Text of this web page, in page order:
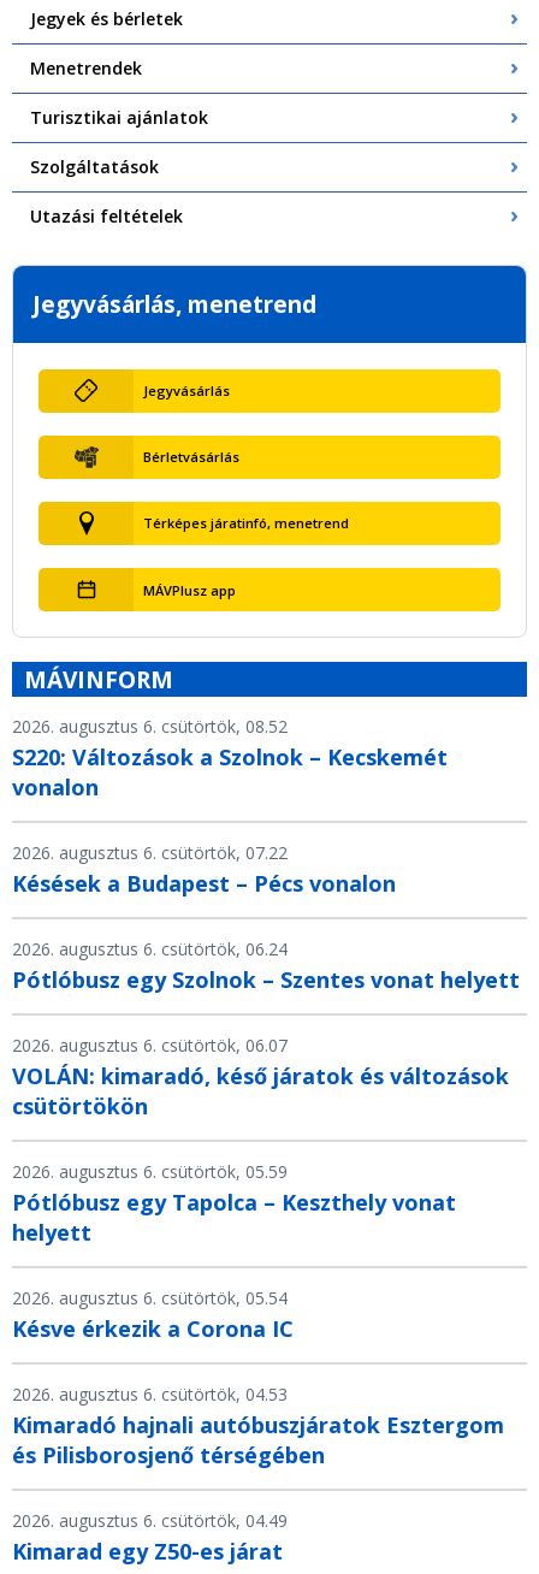
Jegyek és bérletek
Menetrendek
Turisztikai ajánlatok
Szolgáltatások
Utazási feltételek
Jegyvásárlás, menetrend
Jegyvásárlás
Bérletvásárlás
Térképes járatinfó, menetrend
MÁVPlusz app
MÁVINFORM
2026. augusztus 6. csütörtök, 08.52
S220: Változások a Szolnok – Kecskemét
vonalon
2026. augusztus 6. csütörtök, 07.22
Késések a Budapest – Pécs vonalon
2026. augusztus 6. csütörtök, 06.24
Pótlóbusz egy Szolnok – Szentes vonat helyett
2026. augusztus 6. csütörtök, 06.07
VOLÁN: kimaradó, késő járatok és változások
csütörtökön
2026. augusztus 6. csütörtök, 05.59
Pótlóbusz egy Tapolca – Keszthely vonat
helyett
2026. augusztus 6. csütörtök, 05.54
Késve érkezik a Corona IC
2026. augusztus 6. csütörtök, 04.53
Kimaradó hajnali autóbuszjáratok Esztergom
és Pilisborosjenő térségében
2026. augusztus 6. csütörtök, 04.49
Kimarad egy Z50-es járat